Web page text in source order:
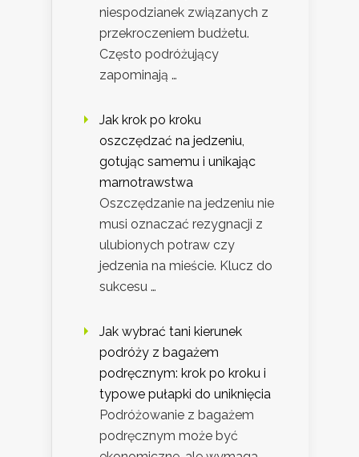
niespodzianek związanych z
przekroczeniem budżetu.
Często podróżujący
zapominają …
Jak krok po kroku
oszczędzać na jedzeniu,
gotując samemu i unikając
marnotrawstwa
Oszczędzanie na jedzeniu nie
musi oznaczać rezygnacji z
ulubionych potraw czy
jedzenia na mieście. Klucz do
sukcesu …
Jak wybrać tani kierunek
podróży z bagażem
podręcznym: krok po kroku i
typowe pułapki do uniknięcia
Podróżowanie z bagażem
podręcznym może być